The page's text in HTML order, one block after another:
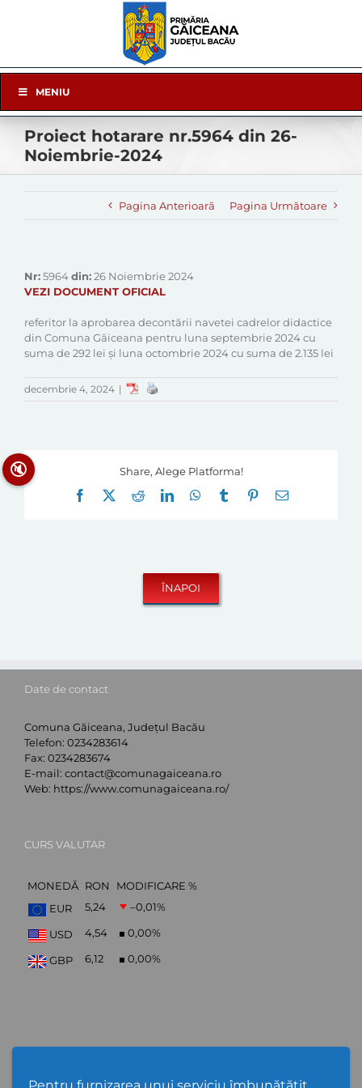
Navigation
MENIU
Proiect hotarare nr.5964 din 26-
Noiembrie-2024
Pagina Anterioară Pagina Următoare
Nr:5964din:26 Noiembrie 2024
VEZI DOCUMENT OFICIAL
referitor la aprobarea decontării navetei cadrelor didactice
din Comuna Găiceana pentru luna septembrie 2024 cu
suma de 292 lei și luna octombrie 2024 cu suma de 2.135 lei
decembrie 4, 2024 |
Share, Alege Platforma!
Facebook
RedditLinkedInWhatsApp
Tumblr Pinterest
E-
Date de contact
Comuna Găiceana, Județul Bacău
Telefon: 0234283614
Fax: 0234283674
E-mail: contact@comunagaiceana.ro
Web: https://www.comunagaiceana.ro/
CURS VALUTAR
MONEDĂ RON
MODIFICARE %
EUR
5,24 –0,01%
USD 4,54 0,00%
GBP 6,12 0,00%
🔇